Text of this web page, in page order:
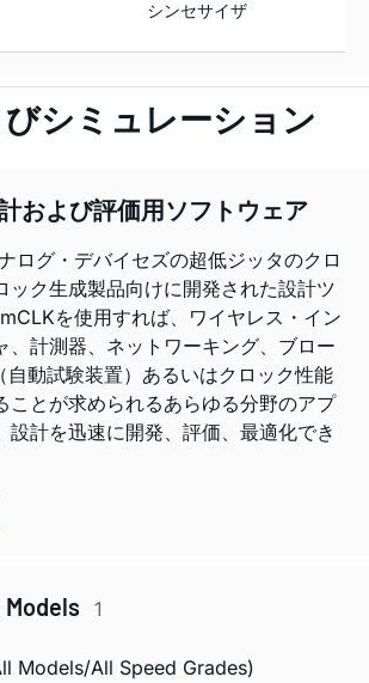
シンセサイザ
シミュレーション
および評価用ソフトウェア
ログ・デバイセズの超低ジッタのクロ
ック生成製品向けに開発された設計ツ
を使用すれば、ワイヤレス・イン
、計測器、ネットワーキング、ブロー
自動試験装置）あるいはクロック性能
ことが求められるあらゆる分野のアプ
設計を迅速に開発、評価、最適化でき
Models 1
Models/All Speed Grades)